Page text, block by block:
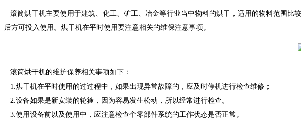
滚筒烘干机主要使用于建筑、化工、矿工、冶金等行业当中物料的烘干，适用的物料范围比
后方可投入使用。烘干机在平时使用要注意相关的维保注意事项。
滚筒烘干机的维护保养相关事项如下：
1.烘干机在平时使用的过过程中，如果出现异常故障的，应及时停机进行检查维修；
2.设备如果是新安装的轮箍，因为容易发生松动，所以经常进行检查。
3.使用设备前以及使用中，应注意检查个零部件系统的工作状态是否正常。